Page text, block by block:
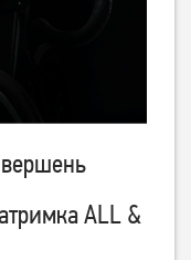
ALL &